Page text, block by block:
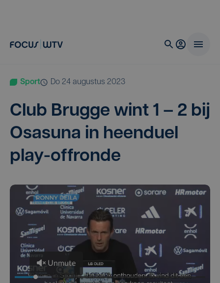
Sport do 24 augustus 2023
Club Brug­ge wint 1 – 2 bij
Osas­u­na in heen­du­el
play-offronde